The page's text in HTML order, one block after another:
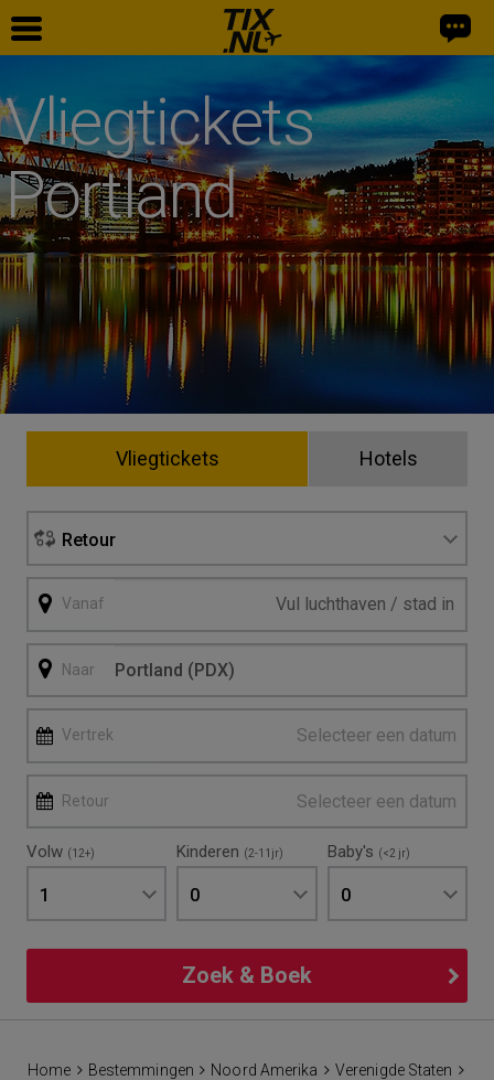
Vliegtickets
Portland
Vliegtickets Hotels
Retour
Vanaf
Naar
Vertrek Selecteer een datum
Retour Selecteer een datum
Volw (12+)
1
Kinderen (2-11jr)
0
Baby's (<2 jr)
0
Zoek & Boek
Home Bestemmingen Noord Amerika
Verenigde Staten